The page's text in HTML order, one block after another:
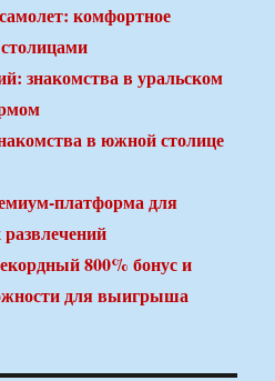
комфортное
знакомства в уральском
в южной столице
платформа для
800% бонус и
для выигрыша